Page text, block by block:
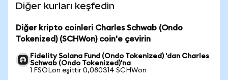
Diğer kurları keşfedin
Diğer kripto coinleri Charles Schwab (Ondo
Tokenized) (SCHWon) coin'e çevirin
Fidelity Solana Fund (Ondo Tokenized) 'dan Charles
Schwab (Ondo Tokenized)'na
1 FSOLon eşittir 0,080314 SCHWon